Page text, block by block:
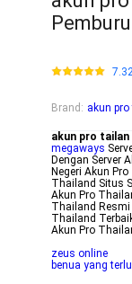
Brand : akun
akun pro tailan
megaways
Dengan Server
Negeri Akun
Thailand Situs
Akun Pro
Thailand
Thailand
Akun Pro
zeus online
benua yang